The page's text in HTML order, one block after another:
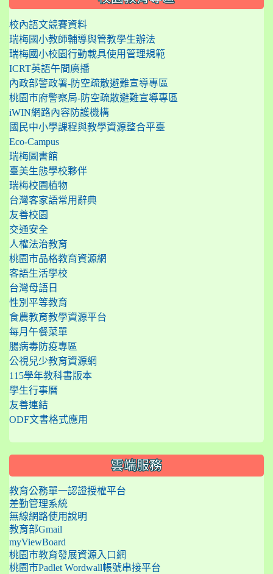
校內語文競賽資料
瑞梅國小教師輔導與管教學生辦法
瑞梅國小校園行動載具使用管理規範
ICRT英語午間廣播
內政部警政署-防空疏散避難宣導專區
桃園市府警察局-防空疏散避難宣導專區
iWIN網路內容防護機構
國民中小學課程與教學資源整合平臺
Eco-Campus
瑞梅圖書館
臺美生態學校夥伴
瑞梅校園植物
台灣客家語常用辭典
友善校園
交通安全
人權法治教育
桃園市品格教育資源網
客語生活學校
台灣母語日
性別平等教育
食農教育教學資源平台
每月午餐菜單
腸病毒防疫專區
公視兒少教育資源網
115學年教科書版本
學生行事曆
友善連結
ODF文書格式應用
雲端服務
教育公務單一認證授權平台
差勤管理系統
無線網路使用說明
教育部Gmail
myViewBoard
桃園市教育發展資源入口網
桃園市Padlet Wordwall帳號串接平台